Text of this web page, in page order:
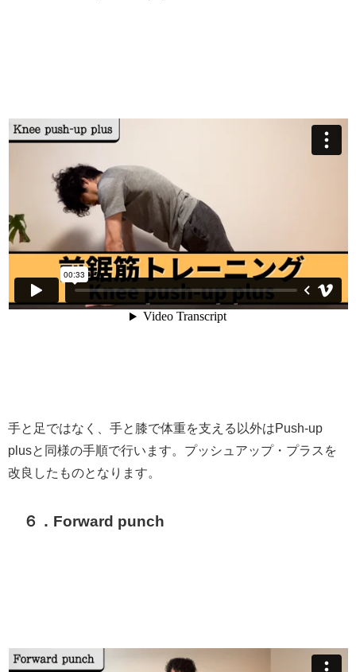
手と足ではなく、手と膝で体重を支える以外はPush-up
plusと同様の手順で行います。プッシュアップ・プラスを
改良したものとなります。
６．Forward punch